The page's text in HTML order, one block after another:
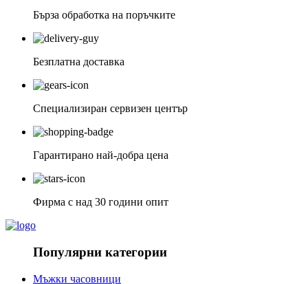
Бърза обработка на поръчките
Безплатна доставка
Специализиран сервизен център
Гарантирано най-добра цена
Фирма с над 30 години опит
Популярни категории
Мъжки часовници